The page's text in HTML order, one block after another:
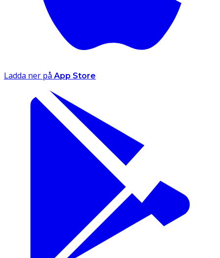
Ladda ner på App Store